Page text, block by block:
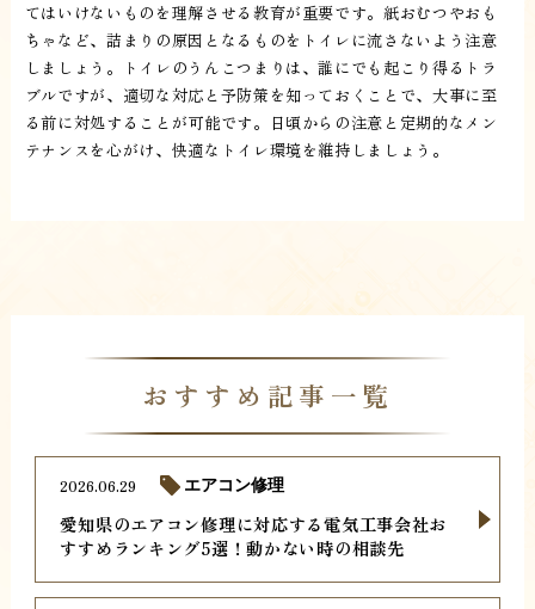
てはいけないものを理解させる教育が重要です。紙おむつやおも
ちゃなど、詰まりの原因となるものをトイレに流さないよう注意
しましょう。トイレのうんこつまりは、誰にでも起こり得るトラ
ブルですが、適切な対応と予防策を知っておくことで、大事に至
る前に対処することが可能です。日頃からの注意と定期的なメン
テナンスを心がけ、快適なトイレ環境を維持しましょう。
おすすめ記事一覧
愛知県のエアコン修理に対応する電気工事会社お
すすめランキング5選！動かない時の相談先
2026.06.29 エアコン修理